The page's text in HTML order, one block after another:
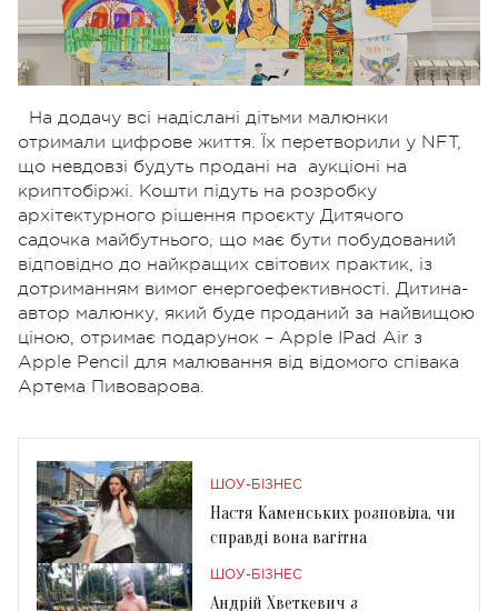
На додачу всі надіслані дітьми малюнки
отримали цифрове життя. Їх перетворили у NFT,
що невдовзі будуть продані на
аукціоні на
криптобіржі. Кошти підуть на розробку
архітектурного рішення проєкту Дитячого
садочка майбутнього, що має бути побудований
відповідно до найкращих світових практик, із
дотриманням вимог енергоефективності. Дитина-
автор малюнку, який буде проданий за найвищою
ціною, отримає подарунок – Apple IPad Air з
Apple Pencil для малювання від відомого співака
Артема Пивоварова.
ШОУ-БІЗНЕС
Настя Каменських розповіла, чи
справді вона вагітна
ШОУ-БІЗНЕС
Андрій Хветкевич з